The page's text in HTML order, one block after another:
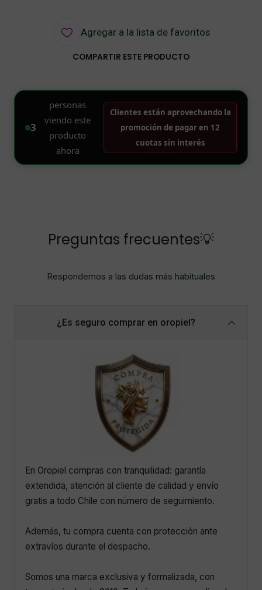
Agregar a la lista de favoritos
COMPARTIR ESTE PRODUCTO
Preguntas frecuentes💡
Respondemos a las dudas más habituales
¿Es seguro comprar en oropiel?
En Oropiel compras con tranquilidad: garantía
extendida, atención al cliente de calidad y envío
gratis a todo Chile con número de seguimiento.
Además, tu compra cuenta con protección ante
extravíos durante el despacho.
Somos una marca exclusiva y formalizada, con